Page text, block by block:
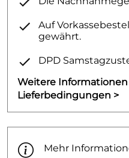
Auf
gewährt.
DPD
Weitere Informationen
Lieferbedingungen >
Mehr